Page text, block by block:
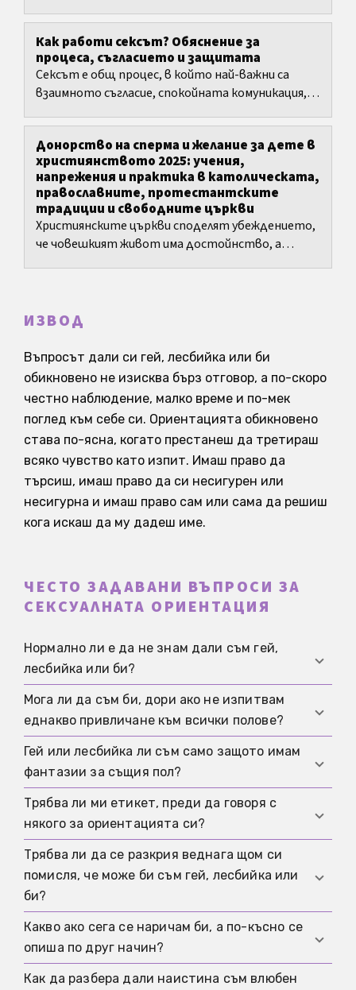
Как работи сексът? Обяснение за
процеса, съгласието и защитата
Сексът е общ процес, в който най-важни са
взаимното съгласие, спокойната комуникация,
бременност и инфекции.
Донорство на сперма и желание за дете в
християнството 2025: учения,
напрежения и практика в католическата,
православните, протестантските
традиции и свободните църкви
Християнските църкви споделят убеждението,
че човешкият живот има достойнство, а
ИЗВОД
Въпросът дали си гей, лесбийка или би
обикновено не изисква бърз отговор, а по-скоро
честно наблюдение, малко време и по-мек
поглед към себе си. Ориентацията обикновено
става по-ясна, когато престанеш да третираш
всяко чувство като изпит. Имаш право да
търсиш, имаш право да си несигурен или
несигурна и имаш право сам или сама да решиш
кога искаш да му дадеш име.
ЧЕСТО ЗАДАВАНИ ВЪПРОСИ ЗА
СЕКСУАЛНАТА ОРИЕНТАЦИЯ
Нормално ли е да не знам дали съм гей,
лесбийка или би?
Да. Този вид несигурност е особено често
срещан през пубертета и в други периоди на
големи промени. Това не означава, че
възприятието ти е погрешно. Обикновено
означава само, че още се опитваш да разбереш
чувствата си.
Мога ли да съм би, дори ако не изпитвам
еднакво привличане към всички полове?
Да. Привличането не е задължително да е
равномерно разпределено. В определени
периоди може да е по-силно в една посока и
въпреки това да остане истинско и валидно.
Гей или лесбийка ли съм само защото имам
фантазии за същия пол?
Не автоматично. Фантазиите могат да бъдат
значими, но не са сигурен тест. Повече казват
повтарящите се модели на привличане,
близост и копнеж в реалния живот.
Трябва ли ми етикет, преди да говоря с
някого за ориентацията си?
Не. Можеш просто да кажеш, че още се
опитваш да разбереш. Един честен разговор
не се нуждае от готова категория.
Трябва ли да се разкрия веднага щом си
помисля, че може би съм гей, лесбийка или
би?
Не. Разкриването е доброволно. Важно е не
само какво чувстваш, но и дали средата ти е
достатъчно безопасна.
Какво ако сега се наричам би, а по-късно се
опиша по друг начин?
Това не означава автоматично, че преди си
Как да разбера дали наистина съм влюбен